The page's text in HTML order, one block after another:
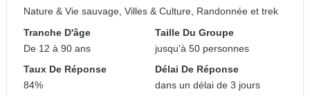
Nature & Vie sauvage, Villes & Culture, Randonnée et trek
Tranche D'âge
De 12 à 90 ans
Taille Du Groupe
jusqu'à 50 personnes
Taux De Réponse
84%
Délai De Réponse
dans un délai de 3 jours